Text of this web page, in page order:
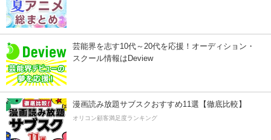
芸能界を志す10代～20代を応援！オーディション・
スクール情報はDeview
漫画読み放題サブスクおすすめ11選【徹底比較】
オリコン顧客満足度ランキング